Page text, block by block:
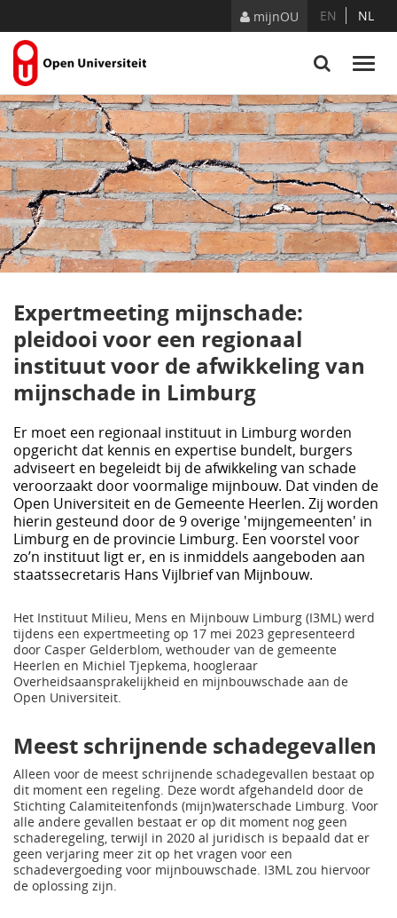
mijnOU EN NL
Expertmeeting mijnschade:
pleidooi voor een regionaal
instituut voor de afwikkeling van
mijnschade in Limburg
Er moet een regionaal instituut in Limburg worden
opgericht dat kennis en expertise bundelt, burgers
adviseert en begeleidt bij de afwikkeling van schade
veroorzaakt door voormalige mijnbouw. Dat vinden de
Open Universiteit en de Gemeente Heerlen. Zij worden
hierin gesteund door de 9 overige 'mijngemeenten' in
Limburg en de provincie Limburg. Een voorstel voor
zo’n instituut ligt er, en is inmiddels aangeboden aan
staatssecretaris Hans Vijlbrief van Mijnbouw.
Het Instituut Milieu, Mens en Mijnbouw Limburg (I3ML) werd
tijdens een expertmeeting op 17 mei 2023 gepresenteerd
door Casper Gelderblom, wethouder van de gemeente
Heerlen en Michiel Tjepkema, hoogleraar
Overheidsaansprakelijkheid en mijnbouwschade aan de
Open Universiteit.
Meest schrijnende schadegevallen
Alleen voor de meest schrijnende schadegevallen bestaat op
dit moment een regeling. Deze wordt afgehandeld door de
Stichting Calamiteitenfonds (mijn)waterschade Limburg. Voor
alle andere gevallen bestaat er op dit moment nog geen
schaderegeling, terwijl in 2020 al juridisch is bepaald dat er
geen verjaring meer zit op het vragen voor een
schadevergoeding voor mijnbouwschade. I3ML zou hiervoor
de oplossing zijn.